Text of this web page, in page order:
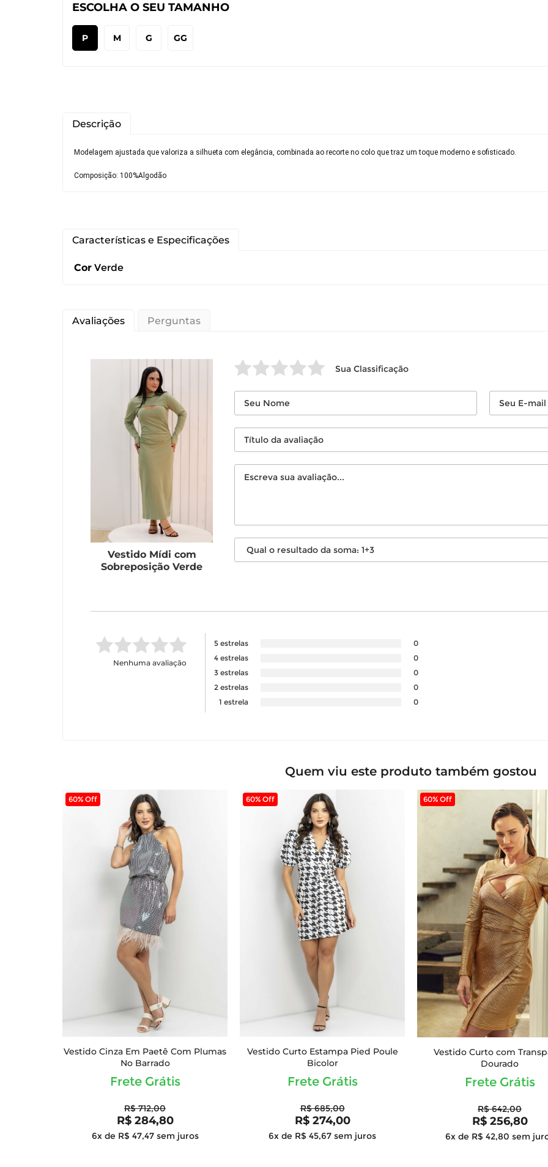
Você pode devolver este produto gratuitamente.
ESCOLHA O SEU TAMANHO
P M G GG
Descrição
Modelagem ajustada que valoriza a silhueta com elegância, combinada ao recorte no colo que traz um toque moderno e sofisticado.
Composição: 100%Algodão
Características e Especificações
Cor Verde
Avaliações Perguntas
Vestido Mídi com
Sobreposição Verde
Sua Classificação
Nenhuma avaliação
5 estrelas
0
4 estrelas
0
3 estrelas
0
2 estrelas
0
1 estrela
0
Quem viu este produto também gostou
60% Off
Vestido Cinza Em Paetê Com Plumas
No Barrado
Frete Grátis
R$ 712,00
R$ 284,80
6x de R$ 47,47 sem juros
60% Off
Vestido Curto Estampa Pied Poule
Bicolor
Frete Grátis
R$ 685,00
R$ 274,00
6x de R$ 45,67 sem juros
60% Off
Vestido Curto com
Dourado
Frete Grátis
R$ 642,00
R$ 256,80
6x de R$ 42,80 sem